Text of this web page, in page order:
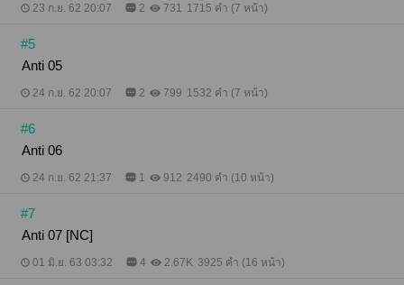
23 ก.ย. 62 20:07 2 731 1715 คำ (7 หน้า)
#5
Anti 05
24 ก.ย. 62 20:07 2 799 1532 คำ (7 หน้า)
#6
Anti 06
24 ก.ย. 62 21:37 1 912 2490 คำ (10 หน้า)
#7
Anti 07 [NC]
01 มิ.ย. 63 03:32 4 2.67K 3925 คำ (16 หน้า)